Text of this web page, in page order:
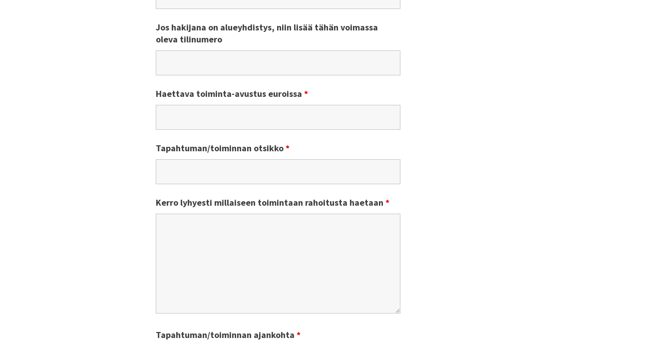
Jos hakijana on alueyhdistys, niin lisää tähän voimassa
oleva tilinumero
Haettava toiminta-avustus euroissa *
Tapahtuman/toiminnan otsikko*
Kerro lyhyesti millaiseen toimintaan rahoitusta haetaan *
Tapahtuman/toiminnan ajankohta *